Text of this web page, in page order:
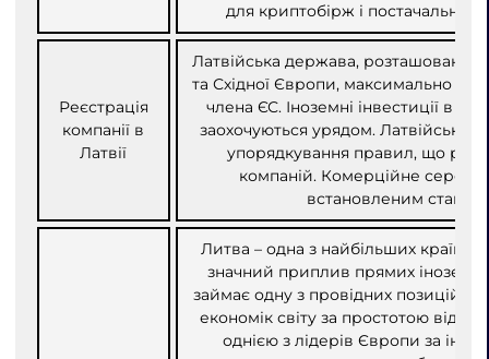
для криптобірж і
Реєстрація
компанії в
Латвії
Латвійська держава, розташована
та Східної Європи, максимально
члена ЄС. Іноземні інвестиції в
заохочуються урядом. Латвійська
упорядкування правил, що
компаній. Комерційне
встановленим
Литва – одна з найбільших країн
значний приплив прямих
займає одну з провідних позицій у
економік світу за простотою
однією з лідерів Європи за